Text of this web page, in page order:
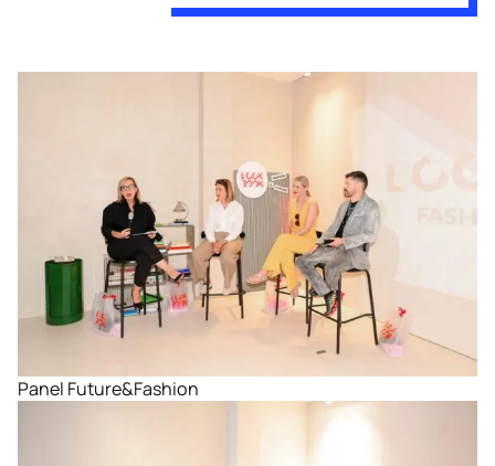
Panel Future&Fashion